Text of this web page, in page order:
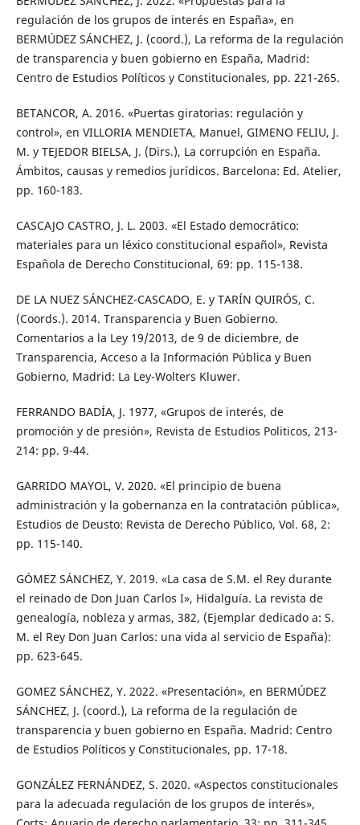
regulación de los grupos de interés en España», en
BERMÚDEZ SÁNCHEZ, J. (coord.), La reforma de la regulación
de transparencia y buen gobierno en España, Madrid:
Centro de Estudios Políticos y Constitucionales, pp. 221-265.
BETANCOR, A. 2016. «Puertas giratorias: regulación y
control», en VILLORIA MENDIETA, Manuel, GIMENO FELIU, J.
M. y TEJEDOR BIELSA, J. (Dirs.), La corrupción en España.
Ámbitos, causas y remedios jurídicos. Barcelona: Ed. Atelier,
pp. 160-183.
CASCAJO CASTRO, J. L. 2003. «El Estado democrático:
materiales para un léxico constitucional español», Revista
Española de Derecho Constitucional, 69: pp. 115-138.
DE LA NUEZ SÁNCHEZ-CASCADO, E. y TARÍN QUIRÓS, C.
(Coords.). 2014. Transparencia y Buen Gobierno.
Comentarios a la Ley 19/2013, de 9 de diciembre, de
Transparencia, Acceso a la Información Pública y Buen
Gobierno, Madrid: La Ley-Wolters Kluwer.
FERRANDO BADÍA, J. 1977, «Grupos de interés, de
promoción y de presión», Revista de Estudios Politicos, 213-
214: pp. 9-44.
GARRIDO MAYOL, V. 2020. «El principio de buena
administración y la gobernanza en la contratación pública»,
Estudios de Deusto: Revista de Derecho Público, Vol. 68, 2:
pp. 115-140.
GÓMEZ SÁNCHEZ, Y. 2019. «La casa de S.M. el Rey durante
el reinado de Don Juan Carlos I», Hidalguía. La revista de
genealogía, nobleza y armas, 382, (Ejemplar dedicado a: S.
M. el Rey Don Juan Carlos: una vida al servicio de España):
pp. 623-645.
GOMEZ SÁNCHEZ, Y. 2022. «Presentación», en BERMÚDEZ
SÁNCHEZ, J. (coord.), La reforma de la regulación de
transparencia y buen gobierno en España. Madrid: Centro
de Estudios Políticos y Constitucionales, pp. 17-18.
GONZÁLEZ FERNÁNDEZ, S. 2020. «Aspectos constitucionales
para la adecuada regulación de los grupos de interés»,